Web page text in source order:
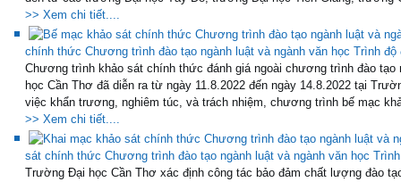
>> Xem chi tiết....
chính thức Chương trình đào tạo ngành luật và ngành văn học Trình độ
Chương trình khảo sát chính thức đánh giá ngoài chương trình đào
học Cần Thơ đã diễn ra từ ngày 11.8.2022 đến ngày 14.8.2022 tại
việc khẩn trương, nghiêm túc, và trách nhiệm, chương trình bế mạc
>> Xem chi tiết....
sát chính thức Chương trình đào tạo ngành luật và ngành văn học
Trường Đại học Cần Thơ xác định công tác bảo đảm chất lượng đào